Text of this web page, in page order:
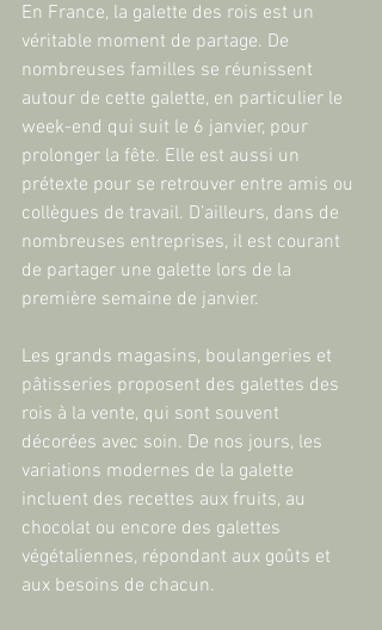
En France, la galette des rois est un
véritable moment de partage. De
nombreuses familles se réunissent
autour de cette galette, en particulier le
week-end qui suit le 6 janvier, pour
prolonger la fête. Elle est aussi un
prétexte pour se retrouver entre amis ou
collègues de travail. D’ailleurs, dans de
nombreuses entreprises, il est courant
de partager une galette lors de la
première semaine de janvier.
Les grands magasins, boulangeries et
pâtisseries proposent des galettes des
rois à la vente, qui sont souvent
décorées avec soin. De nos jours, les
variations modernes de la galette
incluent des recettes aux fruits, au
chocolat ou encore des galettes
végétaliennes, répondant aux goûts et
aux besoins de chacun.